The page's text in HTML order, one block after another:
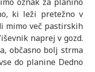
ki leži pretežno v
mimo več pastirskih
naprej v gozd.
občasno bolj strma
do planine Dedno